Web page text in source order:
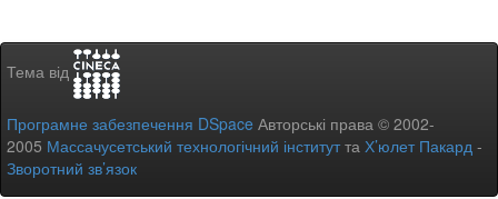
Тема від
Програмне забезпечення DSpace Авторські права © 2002-
2005 Массачусетський технологічний інститутта Х’юлет Пакард -
Зворотний зв’язок